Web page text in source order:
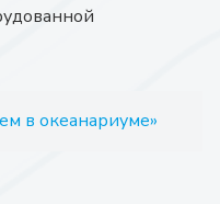
в океанариуме»